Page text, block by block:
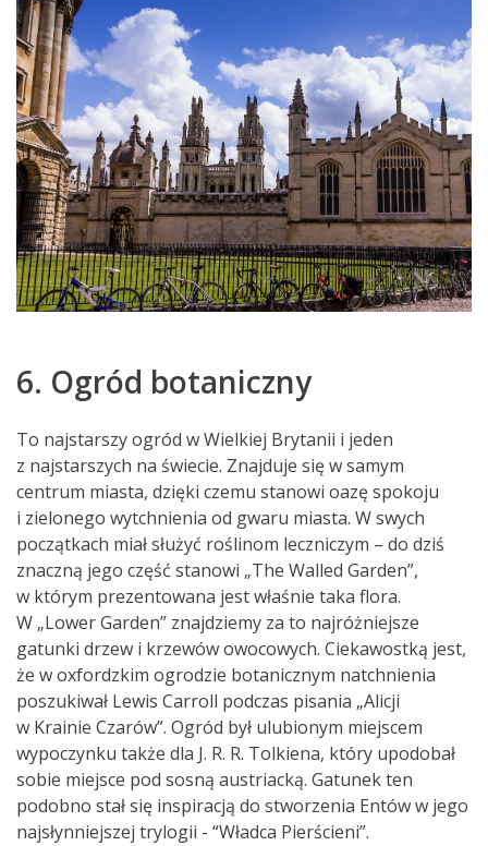
6. Ogród botaniczny
To najstarszy ogród w Wielkiej Brytanii i jeden
z najstarszych na świecie. Znajduje się w samym
centrum miasta, dzięki czemu stanowi oazę spokoju
i zielonego wytchnienia od gwaru miasta. W swych
początkach miał służyć roślinom leczniczym – do dziś
znaczną jego część stanowi „The Walled Garden”,
w którym prezentowana jest właśnie taka flora.
W „Lower Garden” znajdziemy za to najróżniejsze
gatunki drzew i krzewów owocowych. Ciekawostką jest,
że w oxfordzkim ogrodzie botanicznym natchnienia
poszukiwał Lewis Carroll podczas pisania „Alicji
w Krainie Czarów”. Ogród był ulubionym miejscem
wypoczynku także dla J. R. R. Tolkiena, który upodobał
sobie miejsce pod sosną austriacką. Gatunek ten
podobno stał się inspiracją do stworzenia Entów w jego
najsłynniejszej trylogii - “Władca Pierścieni”.